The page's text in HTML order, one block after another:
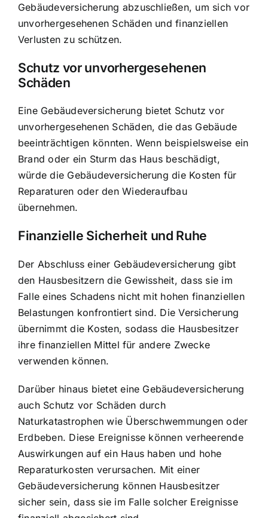
Gebäudeversicherung abzuschließen, um sich vor
unvorhergesehenen Schäden und finanziellen
Verlusten zu schützen.
Schutz vor unvorhergesehenen
Schäden
Eine Gebäudeversicherung bietet Schutz vor
unvorhergesehenen Schäden, die das Gebäude
beeinträchtigen könnten. Wenn beispielsweise ein
Brand oder ein Sturm das Haus beschädigt,
würde die Gebäudeversicherung die Kosten für
Reparaturen oder den Wiederaufbau
übernehmen.
Finanzielle Sicherheit und Ruhe
Der Abschluss einer Gebäudeversicherung gibt
den Hausbesitzern die Gewissheit, dass sie im
Falle eines Schadens nicht mit hohen finanziellen
Belastungen konfrontiert sind. Die Versicherung
übernimmt die Kosten, sodass die Hausbesitzer
ihre finanziellen Mittel für andere Zwecke
verwenden können.
Darüber hinaus bietet eine Gebäudeversicherung
auch Schutz vor Schäden durch
Naturkatastrophen wie Überschwemmungen oder
Erdbeben. Diese Ereignisse können verheerende
Auswirkungen auf ein Haus haben und hohe
Reparaturkosten verursachen. Mit einer
Gebäudeversicherung können Hausbesitzer
sicher sein, dass sie im Falle solcher Ereignisse